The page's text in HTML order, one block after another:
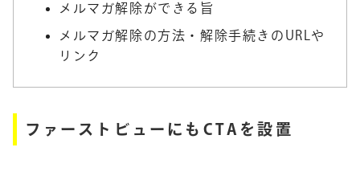
メルマガ解除ができる旨
メルマガ解除の方法・解除手続きのURLや
リンク
ファーストビューにもCTAを設置